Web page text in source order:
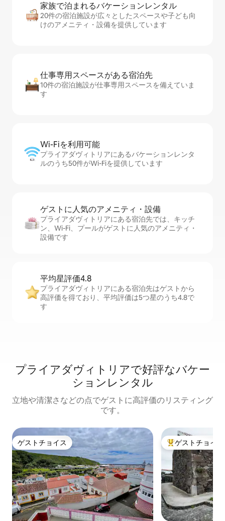
家族で泊まれるバ⁠ケ⁠ー⁠シ⁠ョ⁠ンレ⁠ン⁠タ⁠ル
20件の宿泊施設が広々としたスペースや子ども向
けのアメニティ・設備を提供しています
仕事専用ス⁠ペ⁠ー⁠スがあ⁠る宿⁠泊⁠先
10件の宿泊施設が仕事専用スペースを備えていま
す
Wi-Fiを利⁠用⁠可⁠能
プライアダヴィトリアにあるバケーションレンタ
ルのうち50件がWi-Fiを提供しています
ゲストに人⁠気⁠のア⁠メ⁠ニ⁠テ⁠ィ・設⁠備
プライアダヴィトリアにある宿泊先では、キッチ
ン、Wi-Fi、プールがゲストに人気のアメニティ・
設備です
平均星評価4.8
プライアダヴィトリアにある宿泊先はゲストから
高評価を得ており、平均評価は5つ星のうち4.8で
す
プライアダヴィトリアで好評なバケー
ションレンタル
立地や清潔さなどの点でゲストに高評価のリスティング
です。
ゲストチョイス
ゲストチョイス 大好評のゲスト
ゲストチョイス